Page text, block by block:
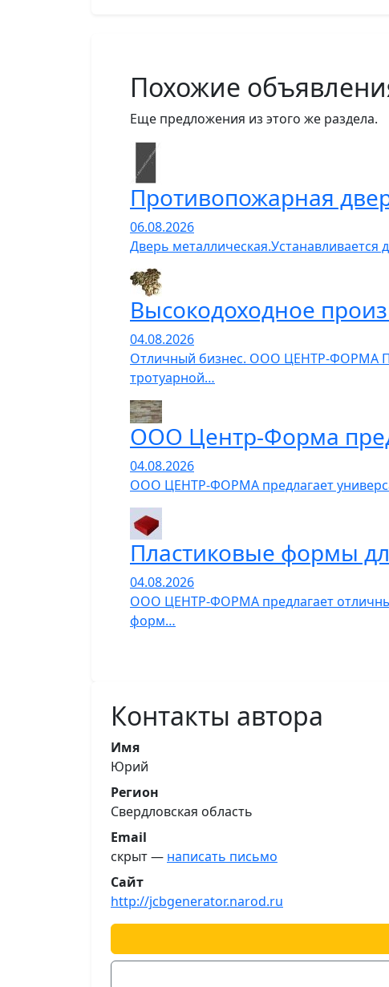
Похожие
Еще предложения из этого же раздела.
Противопожарная
06.08.2026
Дверь
Высокодоходное
04.08.2026
Отличный бизнес. ООО ЦЕНТР-ФОРМА
тротуарной…
ООО Центр-Форма
04.08.2026
ООО ЦЕНТР-ФОРМА предлагает
Пластиковые формы
04.08.2026
ООО ЦЕНТР-ФОРМА предлагает
форм…
Контакты автора
Имя
Юрий
Регион
Свердловская область
Email
скрыт — написать письмо
Сайт
http://jcbgenerator.narod.ru